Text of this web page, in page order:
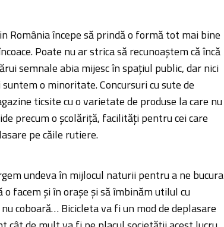
România începe să prindă o formă tot mai bine
Poate nu ar strica să recunoaștem că încă
semnale abia mijesc în spațiul public, dar nici
o minoritate. Concursuri cu sute de
ticsite cu o varietate de produse la care nu
precum o școlăriță, facilități pentru cei care
pe căile rutiere.
undeva în mijlocul naturii pentru a ne bucura
o facem și în orașe și să îmbinăm utilul cu
coboară… Bicicleta va fi un mod de deplasare